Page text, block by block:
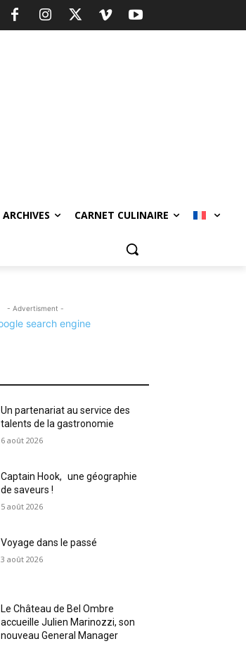
ARCHIVES CARNET CULINAIRE
- Advertisment -
Un partenariat au service des
talents de la gastronomie
6 août 2026
Captain Hook, une géographie
de saveurs !
5 août 2026
Voyage dans le passé
3 août 2026
Le Château de Bel Ombre
accueille Julien Marinozzi, son
nouveau General Manager